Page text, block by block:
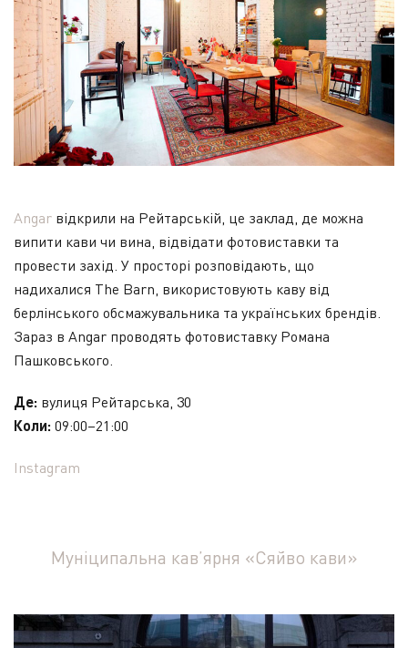
Angar відкрили на Рейтарській, це заклад, де можна
випити кави чи вина, відвідати фотовиставки та
провести захід. У просторі розповідають, що
надихалися The Barn, використовують каву від
берлінського обсмажувальника та українських брендів.
Зараз в Angar проводять фотовиставку Романа
Пашковського.
Де: вулиця Рейтарська, 30
Коли: 09:00–21:00
Instagram
Муніципальна кав’ярня «Сяйво кави»